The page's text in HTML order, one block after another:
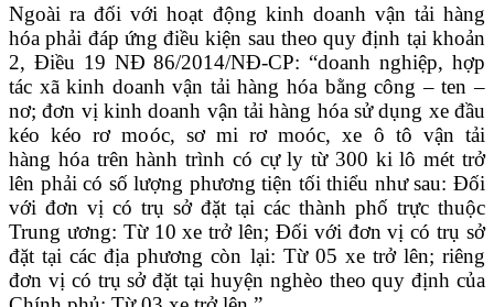
Ngoài ra đối với hoạt động kinh doanh vận tải hàng
hóa phải đáp ứng điều kiện sau theo quy định tại khoản
2, Điều 19 NĐ 86/2014/NĐ-CP: “doanh nghiệp, hợp
tác xã kinh doanh vận tải hàng hóa bằng công – ten –
nơ; đơn vị kinh doanh vận tải hàng hóa sử dụng xe đầu
kéo kéo rơ moóc, sơ mi rơ moóc, xe ô tô vận tải
hàng hóa trên hành trình có cự ly từ 300 ki lô mét trở
lên phải có số lượng phương tiện tối thiểu như sau: Đối
với đơn vị có trụ sở đặt tại các thành phố trực thuộc
Trung ương: Từ 10 xe trở lên; Đối với đơn vị có trụ sở
đặt tại các địa phương còn lại: Từ 05 xe trở lên; riêng
đơn vị có trụ sở đặt tại huyện nghèo theo quy định của